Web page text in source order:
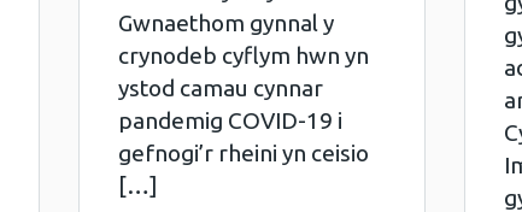
Gwnaethom gynnal y
crynodeb cyflym hwn yn
ystod camau cynnar
pandemig COVID-19 i
gefnogi’r rheini yn ceisio
[…]